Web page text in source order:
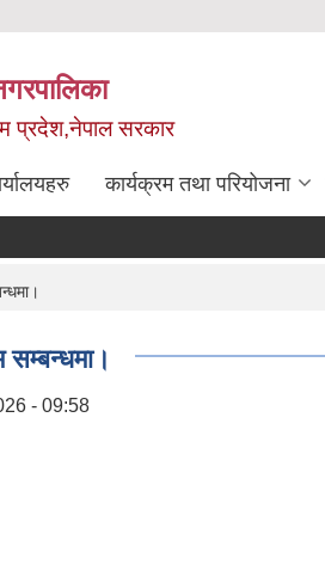
प्रदेश,नेपाल सरकार
कार्यक्रम तथा परियोजना
सम्बन्धमा।
- 09:58